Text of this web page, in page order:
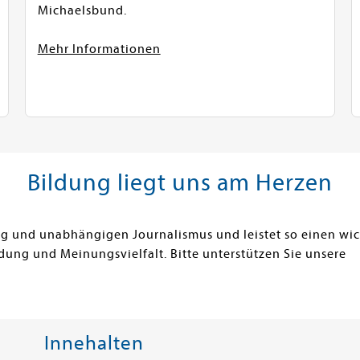
Michaelsbund.
Mehr Informationen
Bildung liegt uns am Herzen
und unabhängigen Journalismus und leistet so einen
und Meinungsvielfalt. Bitte unterstützen Sie unsere
Innehalten